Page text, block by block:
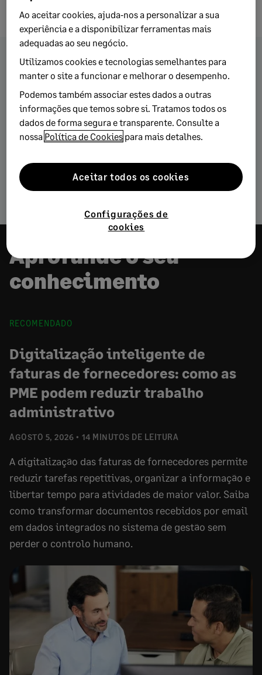
Saiba mais sobre os tópicos
mencionados neste artigo
Digital Empresas
Tecnologia
Aprofunde o seu
conhecimento
RECOMENDADO
AGOSTO 5, 2026 14 MINUTOS DE LEITURA
Digitalização inteligente de
faturas de fornecedores: como as
PME podem reduzir trabalho
administrativo
A digitalização das faturas de fornecedores permite
reduzir tarefas repetitivas, organizar a informação e
libertar tempo para atividades de maior valor. Saiba
como transformar documentos recebidos por email
em dados integrados no sistema de gestão sem
perder o controlo humano.
Ao aceitar cookies, ajuda‑nos a personalizar a sua
experiência e a disponibilizar ferramentas mais
adequadas ao seu negócio.
Utilizamos cookies e tecnologias semelhantes para
manter o site a funcionar e melhorar o desempenho.
Podemos também associar estes dados a outras
informações que temos sobre si. Tratamos todos os
dados de forma segura e transparente. Consulte a
nossa Política de Cookies para mais detalhes.
Configurações de
cookies
Aceitar todos os cookies